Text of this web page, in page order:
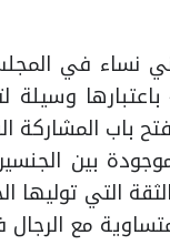
نساء في
باعتبارها
باب المشاركة
بين
التي
مع